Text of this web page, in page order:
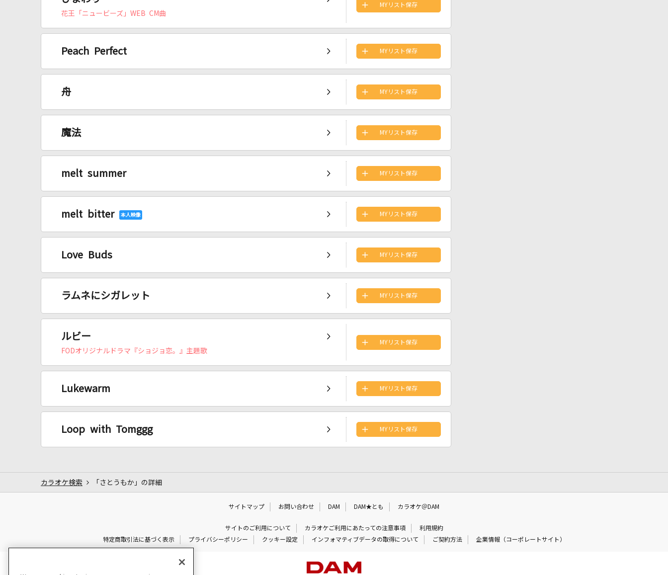
花王「ニュービーズ」WEB CM曲
MYリスト保存
Peach Perfect MYリスト保存
舟 MYリスト保存
魔法 MYリスト保存
melt summer MYリスト保存
melt bitter MYリスト保存
Love Buds MYリスト保存
ラムネにシガレット MYリスト保存
ルビー
FODオリジナルドラマ『ショジョ恋。』主題歌
MYリスト保存
Lukewarm MYリスト保存
Loop with Tomggg MYリスト保存
カラオケ検索 「さとうもか」の詳細
サイトマップ お問い合わせ DAM DAM★とも カラオケ＠DAM
サイトのご利用について カラオケご利用にあたっての注意事項
利用規約
特定商取引法に基づく表示
プライバシーポリシー クッキー設定 インフォマティブデータの取得について ご契約方法 企業情報（コーポレートサイト）